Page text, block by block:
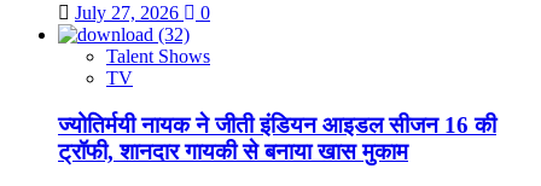
July 27, 2026 0
Talent Shows
TV
ज्योतिर्मयी नायक ने जीती इंडियन आइडल सीजन 16 की
ट्रॉफी, शानदार गायकी से बनाया खास मुकाम